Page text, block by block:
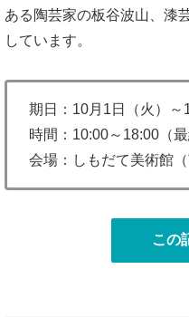
ある陶芸家の板谷波山、漆
しています。
期日：10月1日（火）～
時間：10:00～18:00（最
会場：しもだて美術館
この